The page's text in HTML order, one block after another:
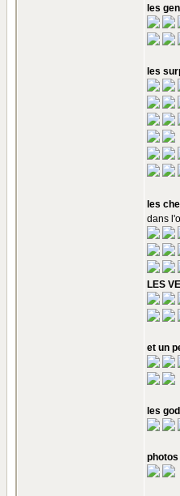
les
les
les
dans
LES
et un
les
photos